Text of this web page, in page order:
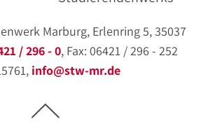
Marburg, Erlenring 5, 35037
/ 296 - 0, Fax: 06421 / 296 - 252
info@stw-mr.de